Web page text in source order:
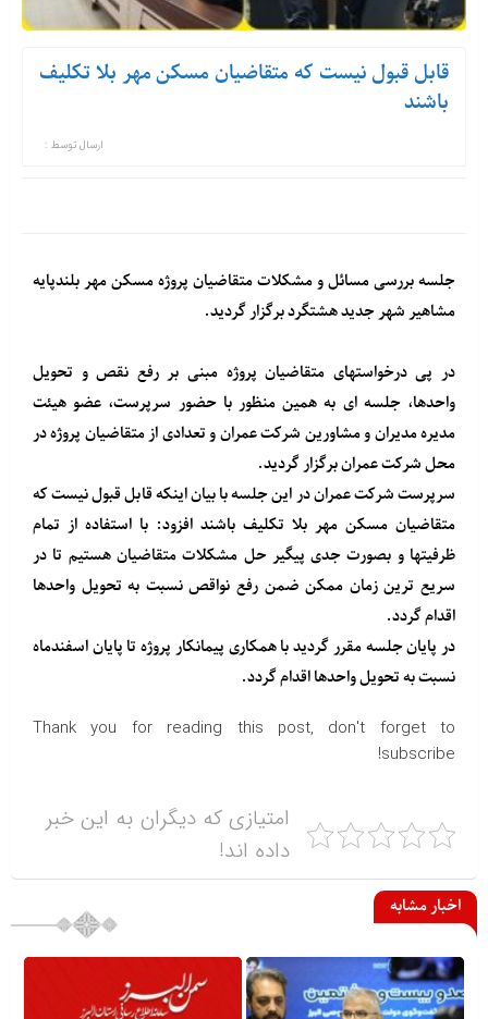
قابل قبول نیست که متقاضیان مسکن مهر بلا تکلیف
باشند
ارسال توسط :
جلسه بررسی مسائل و مشکلات متقاضیان پروژه مسکن مهر بلندپایه
مشاهیر شهر جدید هشتگرد برگزار گردید.
در پی درخواستهای متقاضیان پروژه مبنی بر رفع نقص و تحویل
واحدها، جلسه ای به همین منظور با حضور سرپرست، عضو هیئت
مدیره مدیران و مشاورین شرکت عمران و تعدادی از متقاضیان پروژه در
محل شرکت عمران برگزار گردید.
سرپرست شرکت عمران در این جلسه با بیان اینکه قابل قبول نیست که
متقاضیان مسکن مهر بلا تکلیف باشند افزود: با استفاده از تمام
ظرفیتها و بصورت جدی پیگیر حل مشکلات متقاضیان هستیم تا در
سریع ترین زمان ممکن ضمن رفع نواقص نسبت به تحویل واحدها
اقدام گردد.
در پایان جلسه مقرر گردید با همکاری پیمانکار پروژه تا پایان اسفندماه
نسبت به تحویل واحدها اقدام گردد‌.
Thank you for reading this post, don't forget to
subscribe!
امتیازی که دیگران به این خبر
داده اند!
اخبار مشابه